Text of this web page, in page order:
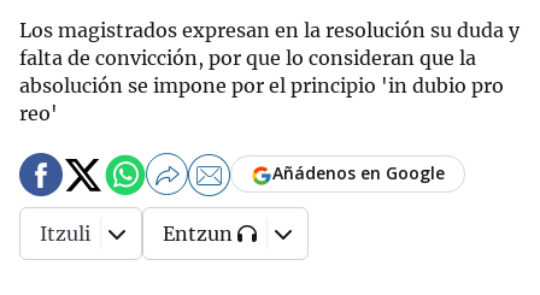
Los magistrados expresan en la resolución su duda y
falta de convicción, por que lo consideran que la
absolución se impone por el principio 'in dubio pro
reo'
Añádenos en Google
Itzuli Entzun